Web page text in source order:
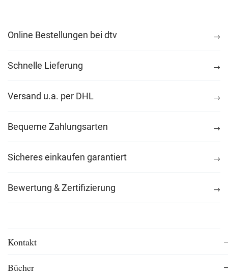
Online Bestellungen bei dtv
Schnelle Lieferung
Versand u.a. per DHL
Bequeme Zahlungsarten
Sicheres einkaufen garantiert
Bewertung & Zertifizierung
Kontakt
Bücher